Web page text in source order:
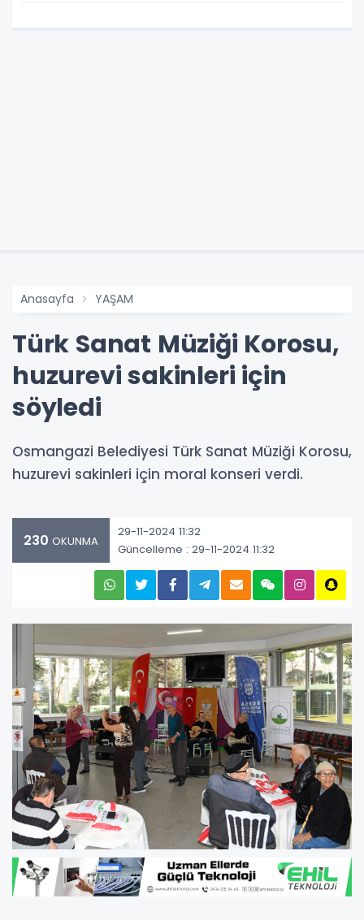
Anasayfa YAŞAM
Türk Sanat Müziği Korosu,
huzurevi sakinleri için
söyledi
Osmangazi Belediyesi Türk Sanat Müziği Korosu,
huzurevi sakinleri için moral konseri verdi.
230 OKUNMA
29-11-2024 11:32
Güncelleme : 29-11-2024 11:32